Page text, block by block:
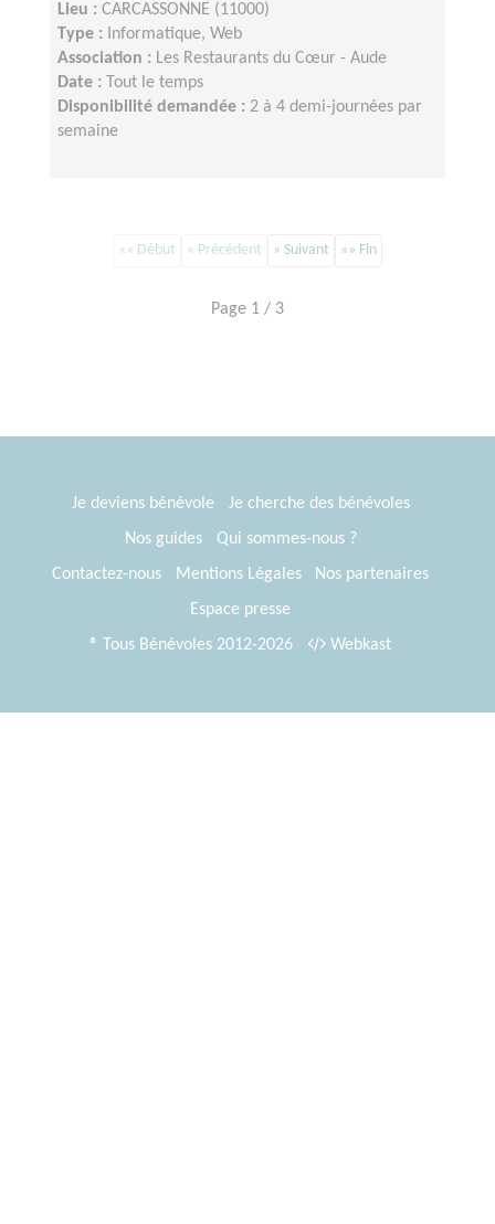
Lieu : CARCASSONNE (11000)
Type :
Informatique, Web
Association : Les Restaurants du Cœur - Aude
Date :
Tout le temps
Disponibilité demandée : 2 à 4 demi-journées par
semaine
«« Début « Précédent » Suivant »» Fin
Page 1 / 3
Je deviens bénévole
Je cherche des bénévoles
Nos guides
Qui sommes-nous ?
Contactez-nous
Mentions Légales
Nos partenaires
Espace presse
® Tous Bénévoles 2012-2026
Webkast